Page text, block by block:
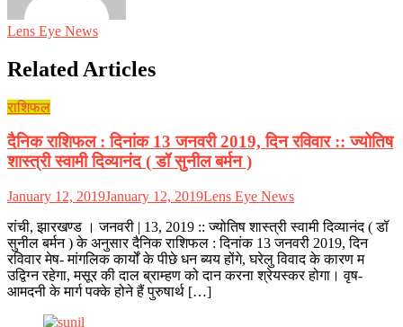
Lens Eye News
Related Articles
राशिफल
दैनिक राशिफल : दिनांक 13 जनवरी 2019, दिन रविवार :: ज्योतिष
शास्त्री स्वामी दिव्यानंद ( डॉ सुनील बर्मन )
January 12, 2019January 12, 2019Lens Eye News
रांची, झारखण्ड । जनवरी | 13, 2019 :: ज्योतिष शास्त्री स्वामी दिव्यानंद ( डॉ
सुनील बर्मन ) के अनुसार दैनिक राशिफल : दिनांक 13 जनवरी 2019, दिन
रविवार मेष- मांगलिक कार्यों के पीछे धन ब्यय होंगे, घरेलु विवाद के कारण म
उद्विग्न रहेगा, मसूर की दाल ब्राम्हण को दान करना श्रेयस्कर होगा। वृष-
आमदनी के मार्ग पक्के होने हैं पुरुषार्थ […]